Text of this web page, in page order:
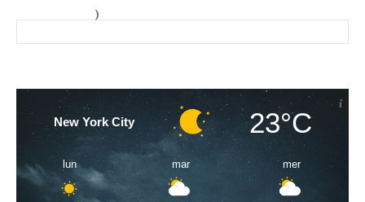
)
New York City 23°C
lun mar mer